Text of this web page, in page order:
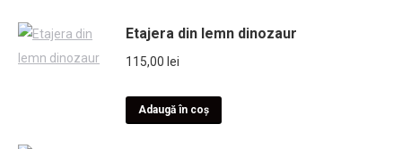
Etajera din lemn dinozaur
115,00 lei
Adaugă în coș